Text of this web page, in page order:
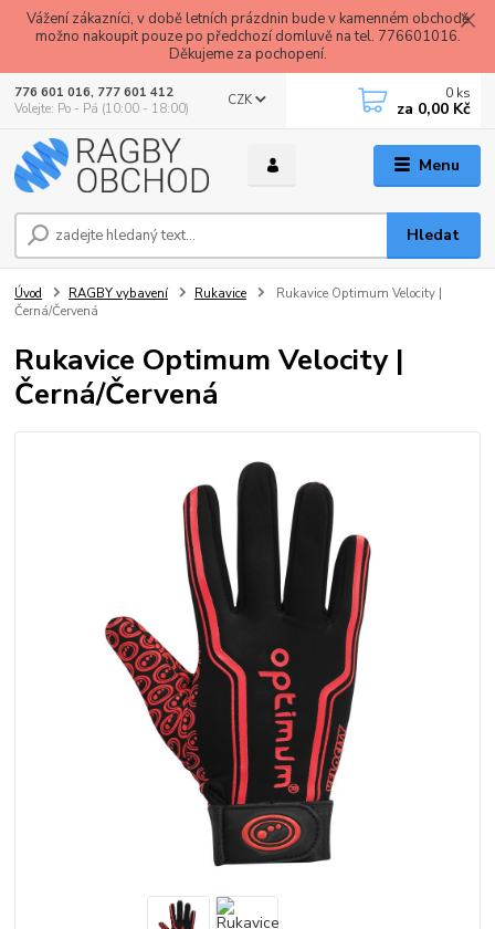
Vážení zákazníci, v době letních prázdnin bude v kamenném obchodě
možno nakoupit pouze po předchozí domluvě na tel. 776601016.
Děkujeme za pochopení.
Menu
CZK
Hledat
776 601 016, 777 601 412
Volejte: Po - Pá (10:00 - 18:00)
0 ks
za 0,00 Kč
Úvod RAGBY vybavení Rukavice
Rukavice Optimum Velocity |
Černá/Červená
Rukavice Optimum Velocity |
Černá/Červená